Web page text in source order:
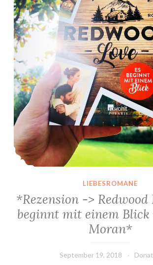
LIEBESROMANE
*Rezension -> Redwood
beginnt mit einem Blick
Moran*
September 19, 2018